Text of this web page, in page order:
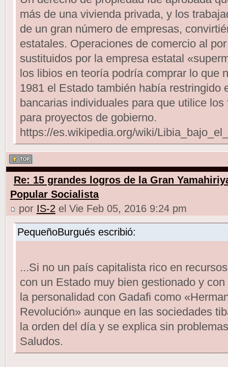
más de una vivienda privada, y los
de un gran número de empresas,
estatales. Operaciones de comercio al
sustituidos por la empresa estatal
los libios en teoría podría comprar lo que
1981 el Estado también había restringido
bancarias individuales para que utilice
para proyectos de gobierno.
https://es.wikipedia.org/wiki/
Re: 15 grandes logros de la Gran
Popular Socialista
por IS-2 el Vie Feb 05, 2016 9:24 pm
PequeñoBurgués escribió:
...Si no un país capitalista rico en
con un Estado muy bien gestionado y
la personalidad con Gadafi como
Revolución» aunque en las sociedades
la orden del día y se explica sin
Saludos.